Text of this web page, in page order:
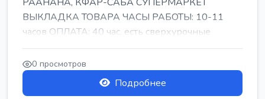
ВЫКЛАДКА ТОВАРА ЧАСЫ РАБОТЫ: 10-11
часов ОПЛАТА: 40 час, есть сверхурочные
ПИТАНИЕ ЕСТЬ Для синих б...
0 просмотров
Подробнее